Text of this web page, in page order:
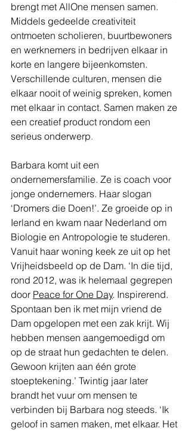
brengt met AllOne mensen samen.
Middels gedeelde creativiteit
ontmoeten scholieren, buurtbewoners
en werknemers in bedrijven elkaar in
korte en langere bijeenkomsten.
Verschillende culturen, mensen die
elkaar nooit of weinig spreken, komen
met elkaar in contact. Samen maken ze
een creatief product rondom een
serieus onderwerp.
Barbara komt uit een
ondernemersfamilie. Ze is coach voor
jonge ondernemers. Haar slogan
‘Dromers die Doen!’. Ze groeide op in
Ierland en kwam naar Nederland om
Biologie en Antropologie te studeren.
Vanuit haar woning keek ze uit op het
Vrijheidsbeeld op de Dam. ‘In die tijd,
rond 2012, was ik helemaal gegrepen
door Peace for One Day. Inspirerend.
Spontaan ben ik met mijn vriend de
Dam opgelopen met een zak krijt. Wij
hebben mensen aangemoedigd om
op de straat hun gedachten te delen.
Gewoon krijten aan één grote
stoeptekening.’ Twintig jaar later
brandt het vuur om mensen te
verbinden bij Barbara nog steeds. ‘Ik
geloof in samen maken, met elkaar. Het